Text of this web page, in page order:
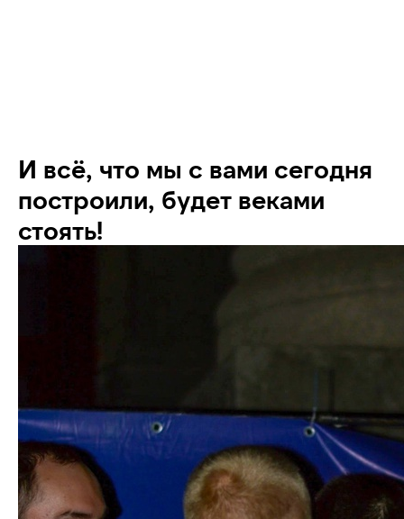
И всё, что мы с вами сегодня
построили, будет веками
стоять!